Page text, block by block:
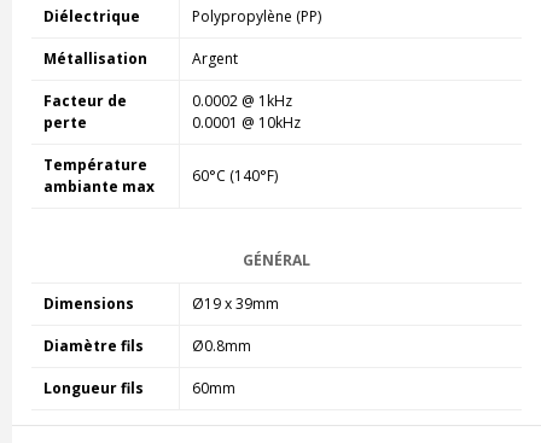
Diélectrique Polypropylène (PP)
Métallisation Argent
Facteur de
perte
0.0002 @ 1kHz
0.0001 @ 10kHz
Température
ambiante max
60°C (140°F)
GÉNÉRAL
Dimensions Ø19 x 39mm
Diamètre fils Ø0.8mm
Longueur fils 60mm